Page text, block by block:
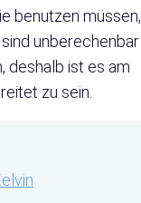
benutzen müssen,
unberechenbar
deshalb ist es am
zu sein.